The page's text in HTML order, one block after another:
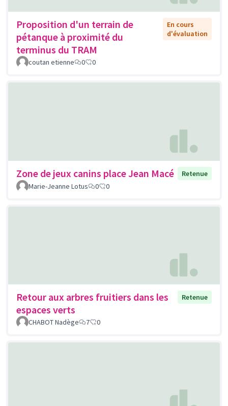
Proposition d'un terrain de
pétanque à proximité du
terminus du TRAM
En cours
d'évaluation
coutan etienne 0 0
Zone de jeux canins place Jean Macé
Retenue
Marie-Jeanne Lotus
0 0
Retour aux arbres fruitiers dans les
espaces verts
Retenue
CHABOT Nadège 7 0